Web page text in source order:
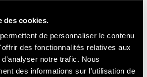
des cookies.
de personnaliser le contenu
des fonctionnalités relatives aux
notre trafic. Nous
des informations sur l'utilisation de